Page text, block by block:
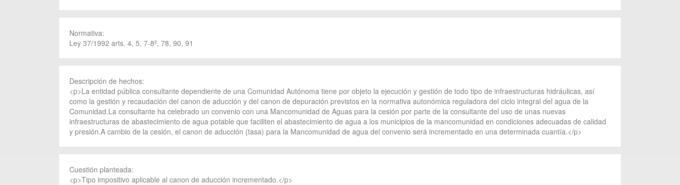
Normativa:
Ley 37/1992 arts. 4, 5, 7-8º, 78, 90, 91
Descripción de hechos:
<p>La entidad pública consultante dependiente de una Comunidad Autónoma tiene por objeto la ejecución y gestión de todo tipo de infraestructuras hidráulicas, así
como la gestión y recaudación del canon de aducción y del canon de depuración previstos en la normativa autonómica reguladora del ciclo integral del agua de la
Comunidad.La consultante ha celebrado un convenio con una Mancomunidad de Aguas para la cesión por parte de la consultante del uso de unas nuevas
infraestructuras de abastecimiento de agua potable que faciliten el abastecimiento de agua a los municipios de la mancomunidad en condiciones adecuadas de calidad
y presión.A cambio de la cesión, el canon de aducción (tasa) para la Mancomunidad de agua del convenio será incrementado en una determinada cuantía.</p>
Cuestión planteada:
<p>Tipo impositivo aplicable al canon de aducción incrementado.</p>